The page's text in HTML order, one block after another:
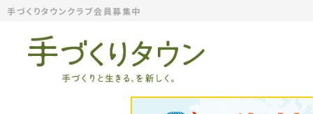
手づくりタウンクラブ会員募集中